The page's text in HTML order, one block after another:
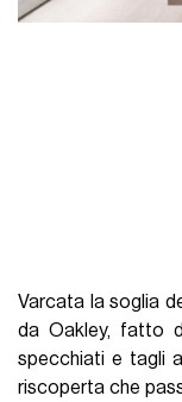
Varcata la soglia
da Oakley, fatto
specchiati e tagli
riscoperta che